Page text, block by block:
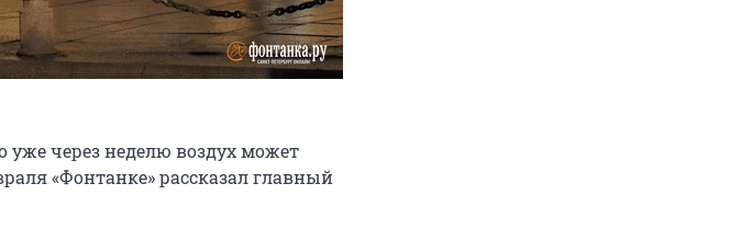
уже через неделю воздух может
«Фонтанке» рассказал главный